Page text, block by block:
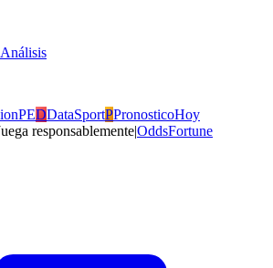
Análisis
DDataSportPPronosticoHoy
responsablemente|OddsFortune